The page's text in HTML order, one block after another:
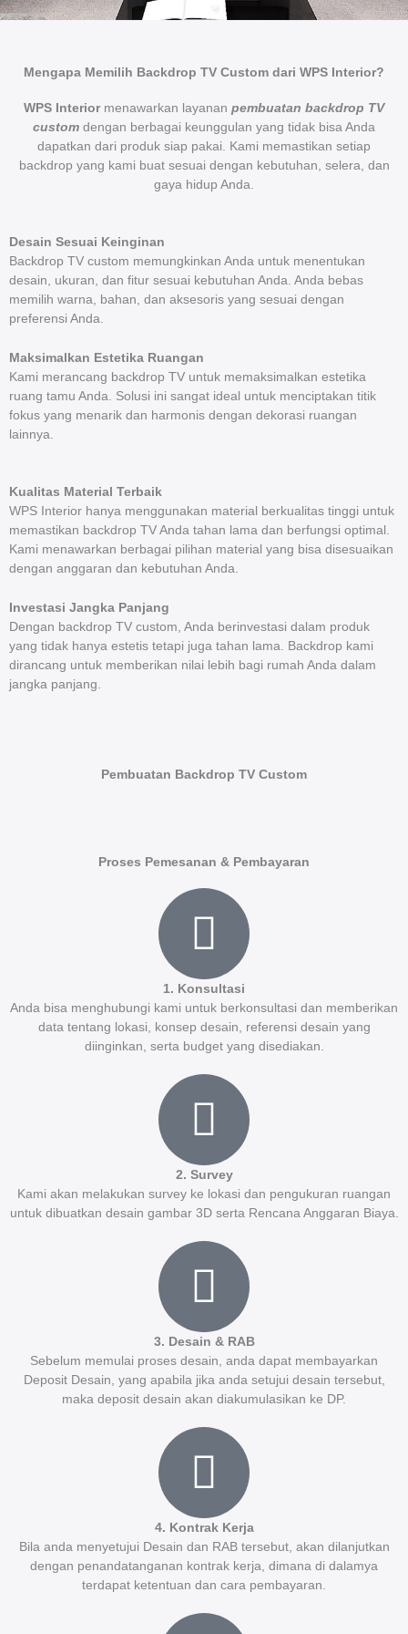
Mengapa Memilih Backdrop TV Custom dari WPS Interior?
WPS Interiormenawarkan layanan pembuatan backdrop TV
custom dengan berbagai keunggulan yang tidak bisa Anda
dapatkan dari produk siap pakai. Kami memastikan setiap
backdrop yang kami buat sesuai dengan kebutuhan, selera, dan
gaya hidup Anda.
Desain Sesuai Keinginan
Backdrop TV custom memungkinkan Anda untuk menentukan
desain, ukuran, dan fitur sesuai kebutuhan Anda. Anda bebas
memilih warna, bahan, dan aksesoris yang sesuai dengan
preferensi Anda.
Maksimalkan Estetika Ruangan
Kami merancang backdrop TV untuk memaksimalkan estetika
ruang tamu Anda. Solusi ini sangat ideal untuk menciptakan titik
fokus yang menarik dan harmonis dengan dekorasi ruangan
lainnya.
Kualitas Material Terbaik
WPS Interior hanya menggunakan material berkualitas tinggi untuk
memastikan backdrop TV Anda tahan lama dan berfungsi optimal.
Kami menawarkan berbagai pilihan material yang bisa disesuaikan
dengan anggaran dan kebutuhan Anda.
Investasi Jangka Panjang
Dengan backdrop TV custom, Anda berinvestasi dalam produk
yang tidak hanya estetis tetapi juga tahan lama. Backdrop kami
dirancang untuk memberikan nilai lebih bagi rumah Anda dalam
jangka panjang.
Pembuatan Backdrop TV Custom
Proses Pemesanan & Pembayaran
1. Konsultasi
Anda bisa menghubungi kami untuk berkonsultasi dan memberikan
data tentang lokasi, konsep desain, referensi desain yang
diinginkan, serta budget yang disediakan.
2. Survey
Kami akan melakukan survey ke lokasi dan pengukuran ruangan
untuk dibuatkan desain gambar 3D serta Rencana Anggaran Biaya.
3. Desain & RAB
Sebelum memulai proses desain, anda dapat membayarkan
Deposit Desain, yang apabila jika anda setujui desain tersebut,
maka deposit desain akan diakumulasikan ke DP.
4. Kontrak Kerja
Bila anda menyetujui Desain dan RAB tersebut, akan dilanjutkan
dengan penandatanganan kontrak kerja, dimana di dalamya
terdapat ketentuan dan cara pembayaran.